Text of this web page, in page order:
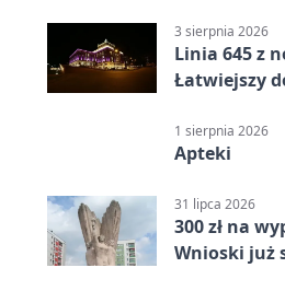
3 sierpnia 2026
Linia 645 z
Łatwiejszy
1 sierpnia 2026
Apteki
31 lipca 2026
300 zł na
Wnioski już